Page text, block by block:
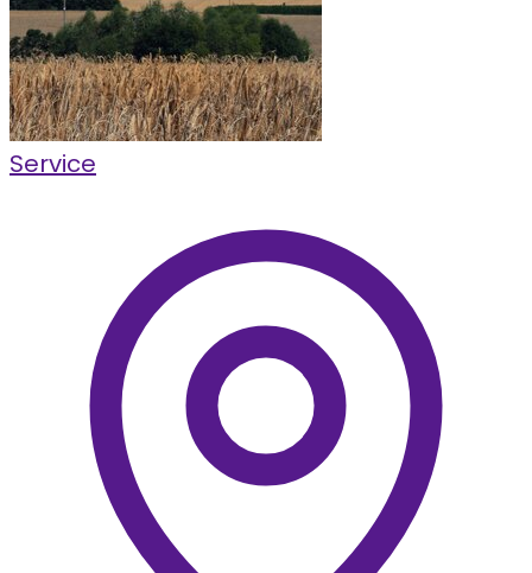
Service